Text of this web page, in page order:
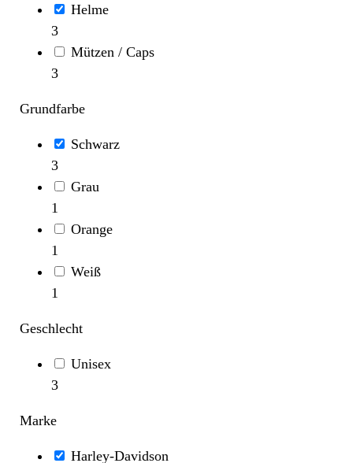
Helme
3
Mützen / Caps
3
Grundfarbe
Schwarz
3
Grau
1
Orange
1
Weiß
1
Geschlecht
Unisex
3
Marke
Harley-Davidson